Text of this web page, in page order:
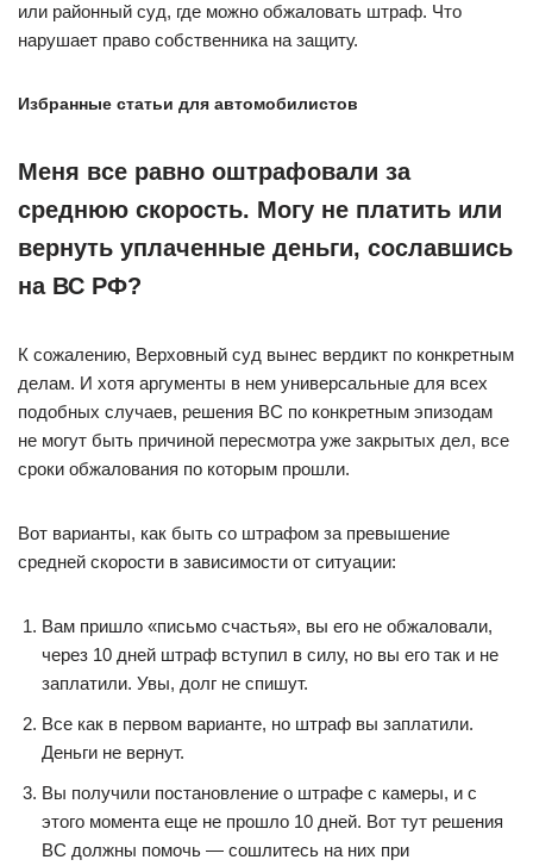
или районный суд, где можно обжаловать штраф. Что
нарушает право собственника на защиту.
Избранные статьи для автомобилистов
Меня все равно оштрафовали за
среднюю скорость. Могу не платить или
вернуть уплаченные деньги, сославшись
на ВС РФ?
К сожалению, Верховный суд вынес вердикт по конкретным
делам. И хотя аргументы в нем универсальные для всех
подобных случаев, решения ВС по конкретным эпизодам
не могут быть причиной пересмотра уже закрытых дел, все
сроки обжалования по которым прошли.
Вот варианты, как быть со штрафом за превышение
средней скорости в зависимости от ситуации:
Вам пришло «письмо счастья», вы его не обжаловали,
через 10 дней штраф вступил в силу, но вы его так и не
заплатили. Увы, долг не спишут.
Все как в первом варианте, но штраф вы заплатили.
Деньги не вернут.
Вы получили постановление о штрафе с камеры, и с
этого момента еще не прошло 10 дней. Вот тут решения
ВС должны помочь — сошлитесь на них при